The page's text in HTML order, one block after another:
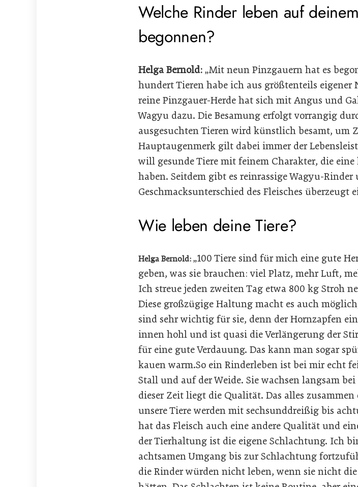
Welche Rinder leben auf
begonnen?
Helga Bernold: „Mit neun Pinzgauern hat es
hundert Tieren habe ich aus größtenteils
reine Pinzgauer-Herde hat sich mit Angus und
Wagyu dazu. Die Besamung erfolgt vorrangig
ausgesuchten Tieren wird künstlich besamt, um
Hauptaugenmerk gilt dabei immer der
will gesunde Tiere mit feinem Charakter, die
haben. Seitdem gibt es reinrassige Wagyu-
Geschmacksunterschied des Fleisches überzeugt
Wie leben deine Tiere?
Helga Bernold: „100 Tiere sind für mich eine gute
geben, was sie brauchen: viel Platz, mehr Luft,
Ich streue jeden zweiten Tag etwa 800 kg Stroh
Diese großzügige Haltung macht es auch
sind sehr wichtig für sie, denn der Hornzapfen
innen hohl und ist quasi die Verlängerung der
für eine gute Verdauung. Das kann man sogar
kauen warm.So ein Rinderleben ist bei mir echt
Stall und auf der Weide. Sie wachsen langsam
dieser Zeit liegt die Qualität. Das alles
unsere Tiere werden mit sechsunddreißig bis
hat das Fleisch auch eine andere Qualität und
der Tierhaltung ist die eigene Schlachtung. Ich
achtsamen Umgang bis zur Schlachtung
die Rinder würden nicht leben, wenn sie nicht